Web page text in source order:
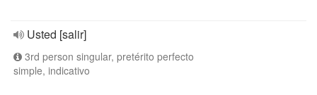
Usted [salir]
3rd person singular, pretérito perfecto
simple, indicativo